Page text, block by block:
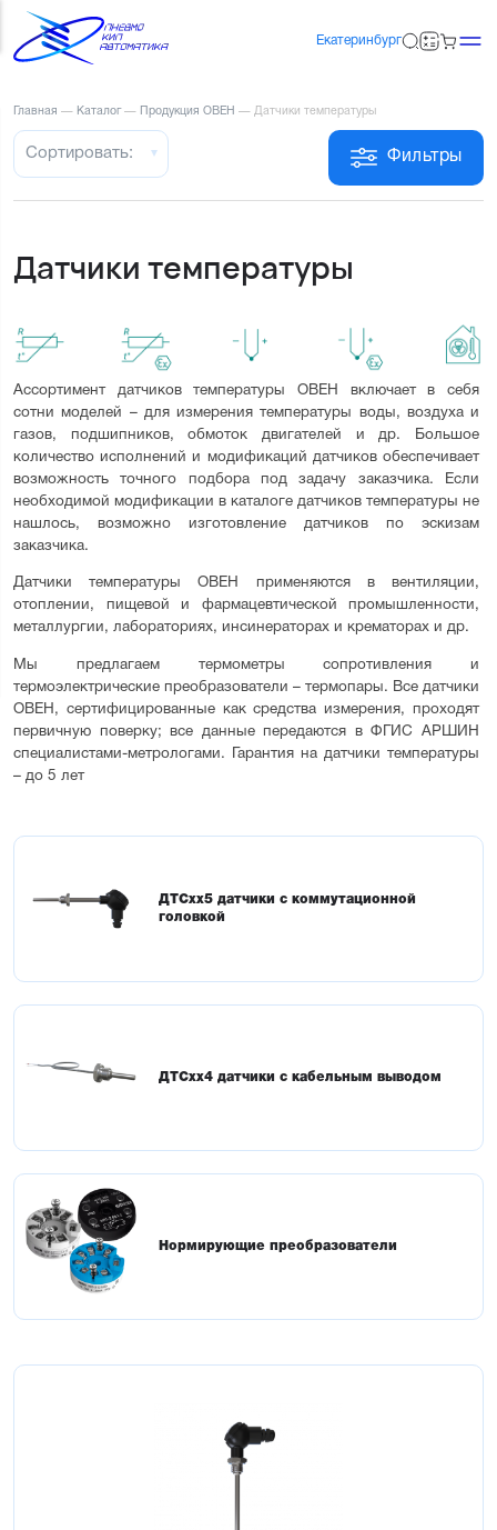
Екатеринбург
Главная — Каталог — Продукция ОВЕН — Датчики температуры
Фильтры
Сортировать:
Датчики температуры
Ассортимент датчиков температуры ОВЕН включает в себя
сотни моделей – для измерения температуры воды, воздуха и
газов, подшипников, обмоток двигателей и др. Большое
количество исполнений и модификаций датчиков обеспечивает
возможность точного подбора под задачу заказчика. Если
необходимой модификации в каталоге датчиков температуры не
нашлось, возможно изготовление датчиков по эскизам
заказчика.
Датчики температуры ОВЕН применяются в вентиляции,
отоплении, пищевой и фармацевтической промышленности,
металлургии, лабораториях, инсинераторах и крематорах и др.
Мы предлагаем термометры сопротивления и
термоэлектрические преобразователи – термопары. Все датчики
ОВЕН, сертифицированные как средства измерения, проходят
первичную поверку; все данные передаются в ФГИС АРШИН
специалистами-метрологами. Гарантия на датчики температуры
– до 5 лет
ДТСхх5 датчики с коммутационной
головкой
ДТСхх4 датчики с кабельным выводом
Нормирующие преобразователи